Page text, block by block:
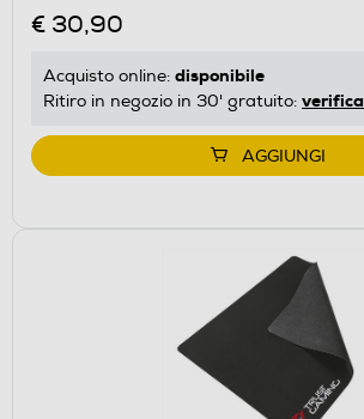
€ 30,90
Acquisto online: disponibile
Ritiro in negozio in 30' gratuito: verifica
AGGIUNGI